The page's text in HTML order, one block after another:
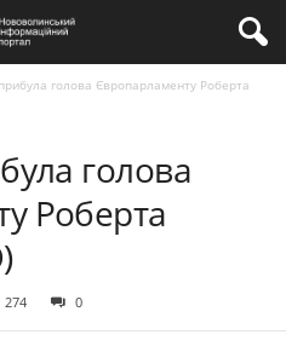
голова Європарламенту Роберта
голова
Роберта
274 0